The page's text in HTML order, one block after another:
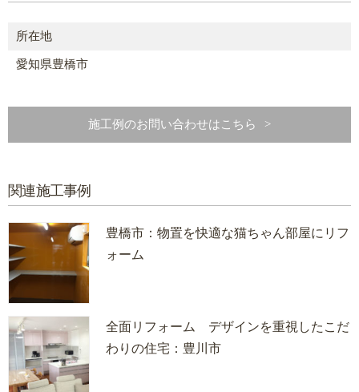
所在地
愛知県豊橋市
施工例のお問い合わせはこちら
関連施工事例
豊橋市：物置を快適な猫ちゃん部屋にリフ
ォーム
全面リフォーム デザインを重視したこだ
わりの住宅：豊川市